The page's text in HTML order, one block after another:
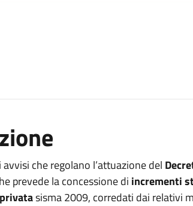
che regolano l’attuazione del
prevede la concessione di incrementi
sisma 2009, corredati dai relativi